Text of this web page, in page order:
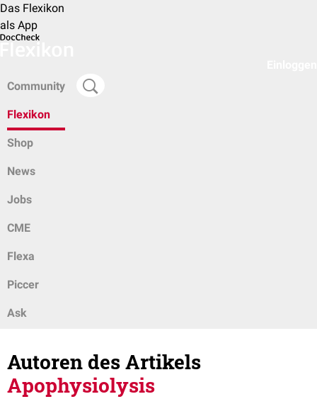
Das Flexikon
als App
Community
Flexikon
Shop
News
Jobs
CME
Flexa
Piccer
Ask
Autoren des Artikels
Apophysiolysis